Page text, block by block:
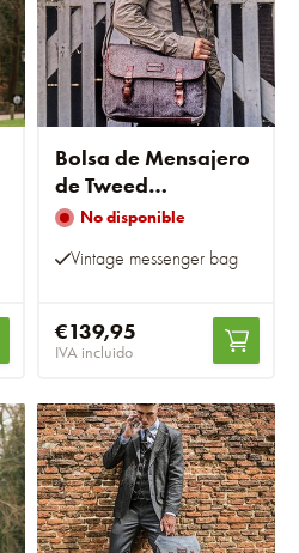
Bolsa de Mensajero
de Tweed
Gris/Marrón
No disponible
Vintage messenger bag
€139,95
IVA incluido